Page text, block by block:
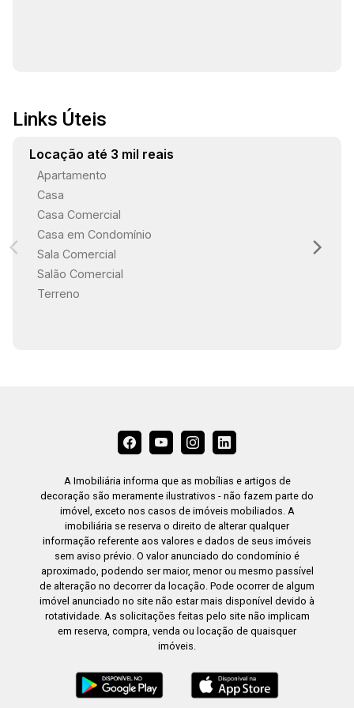
Links Úteis
Locação até 3 mil reais
Apartamento
Casa
Casa Comercial
Casa em Condomínio
Sala Comercial
Salão Comercial
Terreno
A Imobiliária informa que as mobílias e artigos de
decoração são meramente ilustrativos - não fazem parte do
imóvel, exceto nos casos de imóveis mobiliados. A
imobiliária se reserva o direito de alterar qualquer
informação referente aos valores e dados de seus imóveis
sem aviso prévio. O valor anunciado do condomínio é
aproximado, podendo ser maior, menor ou mesmo passível
de alteração no decorrer da locação. Pode ocorrer de algum
imóvel anunciado no site não estar mais disponível devido à
rotatividade. As solicitações feitas pelo site não implicam
em reserva, compra, venda ou locação de quaisquer
imóveis.